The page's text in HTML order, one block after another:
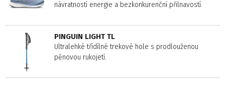
návratností energie a bezkonkurenční přilnavostí.
PINGUIN LIGHT TL
Ultralehké třídílné trekové hole s prodlouženou
pěnovou rukojetí.